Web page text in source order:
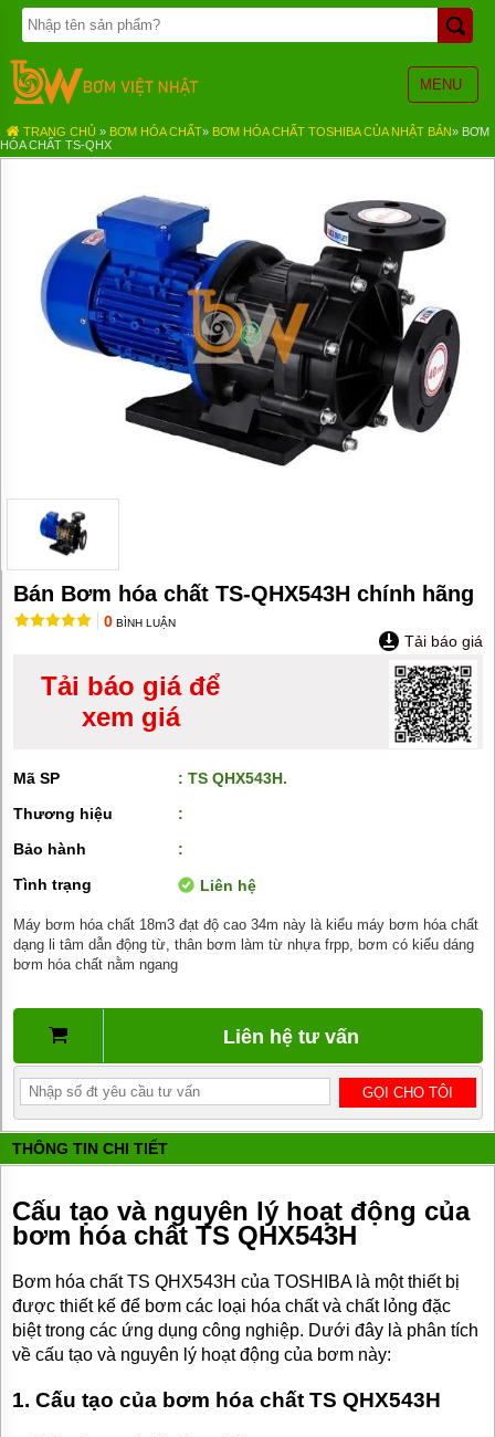
MENU
TRANG
CHỦ
BƠM
BÁNH
BƠM
MÀNG
NÉN
BƠM
MÁY
BƠM
HÚT
BƠM
TĂNG
ÁP
TRỤC
PHẨM
MÁY
HÚT
PHUY
BƠM
CÔNG
NGHIỆP
BƠM
TRUYỀN
NHIỆT
BƠM
HÚT
THÙNG
PHUY
HÓA
LỎNG,
BƠM KHÍ
ĐỘNG
CƠ
ĐIỆN
VÒI
TRANG CHỦ » BƠM HÓA CHẤT» BƠM HÓA CHẤT TOSHIBA CỦA NHẬT BẢN» BƠM
HÓA CHẤT TS-QHX
Bán Bơm hóa chất TS-QHX543H chính hãng
0 BÌNH LUẬN
Tải báo giá
Tải báo giá để
xem giá
Mã SP
: TS QHX543H.
Thương hiệu
:
Bảo hành
:
Tình trạng
Liên hệ
Máy bơm hóa chất 18m3 đạt độ cao 34m này là kiểu máy bơm hóa chất
dạng li tâm dẫn động từ, thân bơm làm từ nhựa frpp, bơm có kiểu dáng
bơm hóa chất nằm ngang
Liên hệ tư vấn
THÔNG TIN CHI TIẾT
Cấu tạo và nguyên lý hoạt động của
bơm hóa chất TS QHX543H
Bơm hóa chất TS QHX543H của TOSHIBA là một thiết bị
được thiết kế để bơm các loại hóa chất và chất lỏng đặc
biệt trong các ứng dụng công nghiệp. Dưới đây là phân tích
về cấu tạo và nguyên lý hoạt động của bơm này:
1. Cấu tạo của bơm hóa chất TS QHX543H